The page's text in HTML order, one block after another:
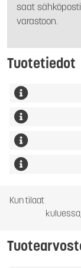
saat
varastoon.
Tuotetiedot
Kun tilaat